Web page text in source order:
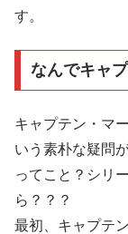
す。
なんでキャ
キャプテン・マ
いう素朴な疑問
ってこと？シリ
ら？？？
最初、キャプテ